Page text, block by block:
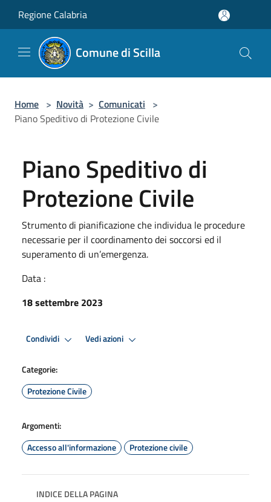
Regione Calabria
Comune di Scilla
Home > Novità > Comunicati >
Piano Speditivo di Protezione Civile
Piano Speditivo di
Protezione Civile
Strumento di pianificazione che individua le procedure
necessarie per il coordinamento dei soccorsi ed il
superamento di un’emergenza.
Data :
18 settembre 2023
Condividi Vedi azioni
Categorie:
Protezione Civile
Argomenti:
Accesso all'informazione
Protezione civile
INDICE DELLA PAGINA